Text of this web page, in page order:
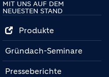
MIT UNS AUF DEM
NEUESTEN STAND
Produkte
Gründach-Seminare
Presseberichte